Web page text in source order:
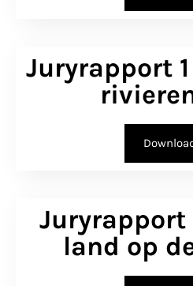
Juryrapport
Juryrapport
land op